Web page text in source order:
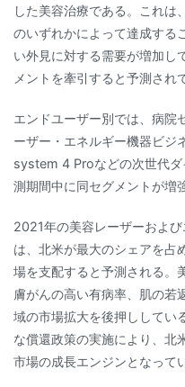
した美容治療である。これは
のいずれかによって達成する
い外見に対する需要が増加し
メントを牽引すると予測され
エンドユーザー別では、病院
ーザー・エネルギー機器ビジ
system 4 Proなどの次世代ダ
測期間中に同セグメントが増
2021年の美容レーザーおよ
は、北米が最大のシェアを占
場を支配すると予測される。
膚がんの高い有病率、肌の若
域の市場拡大を後押ししてい
な償還政策の実施により、北
市場の成長エンジンとなって